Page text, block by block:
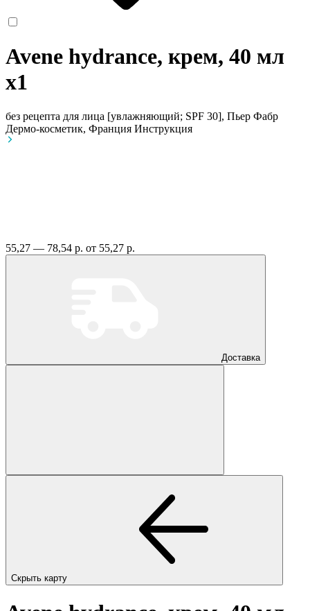
Avene hydrance, крем, 40 мл
x1
без рецепта для лица [увлажняющий; SPF 30], Пьер Фабр
Дермо-косметик, Франция Инструкция
55,27 — 78,54 р. от 55,27 р.
Доставка
Скрыть карту